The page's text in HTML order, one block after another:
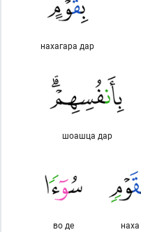
нахагара дар
шоашца дар
наха
во де